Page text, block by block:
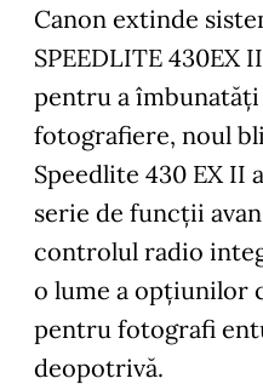
Canon extinde
SPEEDLITE 430EX
pentru a
fotografiere, noul
Speedlite 430 EX II
serie de funcții
controlul radio
o lume a opțiunilor
pentru fotografi
deopotrivă.